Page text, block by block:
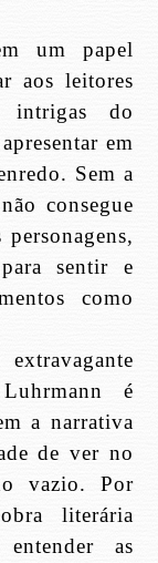
um papel
aos leitores
do
em
Sem a
consegue
sentir e
como
é
a narrativa
de ver no
vazio. Por
literária
as